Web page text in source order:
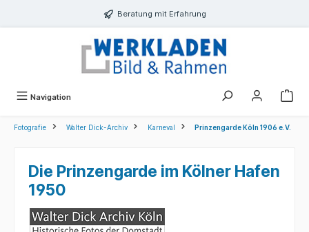
Beratung mit Erfahrung
Navigation
Fotografie Walter Dick-Archiv Karneval Prinzengarde Köln 1906 e.V.
Die Prinzengarde im Kölner Hafen
1950